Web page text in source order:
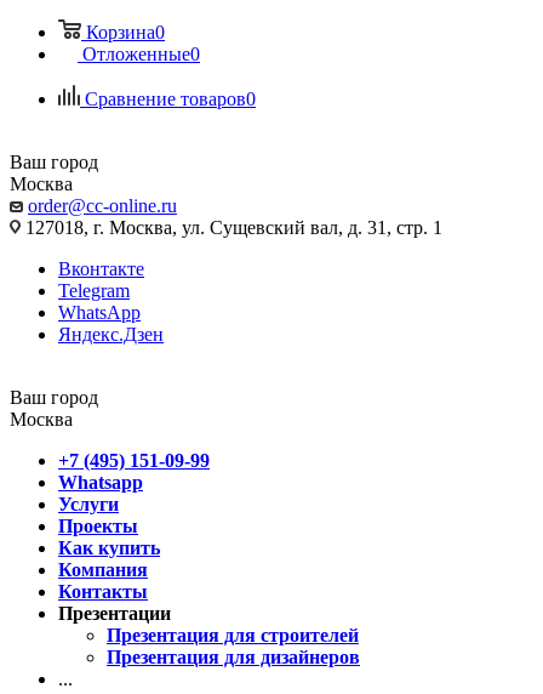
Корзина0
Отложенные0
Сравнение товаров0
Ваш город
Москва
order@cc-online.ru
127018, г. Москва, ул. Сущевский вал, д. 31, стр. 1
Вконтакте
Telegram
WhatsApp
Яндекс.Дзен
Ваш город
Москва
+7 (495) 151-09-99
Whatsapp
Услуги
Проекты
Как купить
Компания
Контакты
Презентации
Презентация для строителей
Презентация для дизайнеров
...